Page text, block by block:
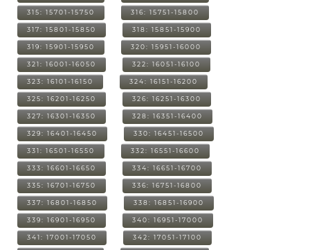
315: 15701-15750 316: 15751-15800
317: 15801-15850 318: 15851-15900
319: 15901-15950 320: 15951-16000
321: 16001-16050 322: 16051-16100
323: 16101-16150 324: 16151-16200
325: 16201-16250 326: 16251-16300
327: 16301-16350 328: 16351-16400
329: 16401-16450 330: 16451-16500
331: 16501-16550 332: 16551-16600
333: 16601-16650 334: 16651-16700
335: 16701-16750 336: 16751-16800
337: 16801-16850 338: 16851-16900
339: 16901-16950 340: 16951-17000
341: 17001-17050 342: 17051-17100